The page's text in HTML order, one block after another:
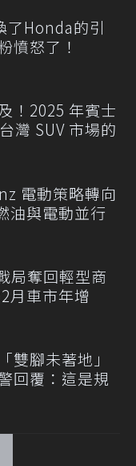
了Honda的引
憤怒了！
！2025 年賓士
灣 SUV 市場的
電動策略轉向
油與電動並行
局奪回輕型商
月車市年增
雙腳未著地」
回覆：這是規